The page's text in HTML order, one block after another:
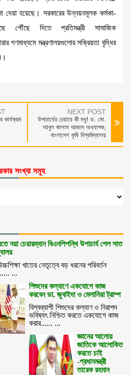
দেয়া হয়েছে। সরকারের উন্নয়নমূলক কর্মকা-
পৌঁছে দিতে প্রতিমন্ত্রী সামাজিক
গণমাধ্যমে মন্ত্রণালয়গুলোর সক্রিয়তা বৃদ্ধির
কার্যক্রম
NEXT POST
উপাচার্যের চেয়ারে কী মধু! ড. মো.
আবুল কালাম আজাদ অধ্যাপক,
বাংলাদেশ কৃষি বিশ্ববিদ্যালয়
সংখ্যা সমূহ
নয়া চেয়ারম্যান বিএনপিপন্থি উপাচার্য পেল সাত
খাতের নেতৃত্বে বড় ধরনের পরিবর্তন
...
শিশুদের কল্যাণে একযোগে কাজ
করবেন ডা. জুবাইদা ও মেলানিয়া ট্রাম্প
বিশ্বব্যাপী শিশুদের কল্যাণ ও নিরাপদ
ভবিষ্যৎ নিশ্চিত করতে একযোগে কাজ
করার...... ...
জ্ঞানের আলোয়
জাতিকে আলোকিত
করতে চাই
-প্রধানমন্ত্রী
তারেক রহমান